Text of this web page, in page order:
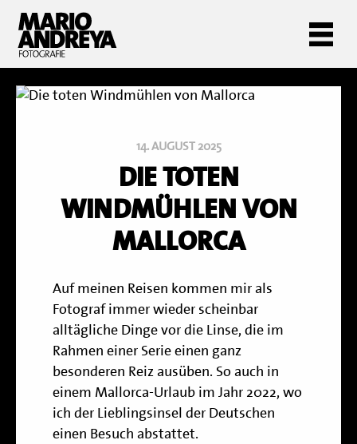
14. AUGUST 2025
DIE TOTEN
WINDMÜHLEN VON
MALLORCA
Auf meinen Reisen kommen mir als
Fotograf immer wieder scheinbar
alltägliche Dinge vor die Linse, die im
Rahmen einer Serie einen ganz
besonderen Reiz ausüben. So auch in
einem Mallorca-Urlaub im Jahr 2022, wo
ich der Lieblingsinsel der Deutschen
einen Besuch abstattet.